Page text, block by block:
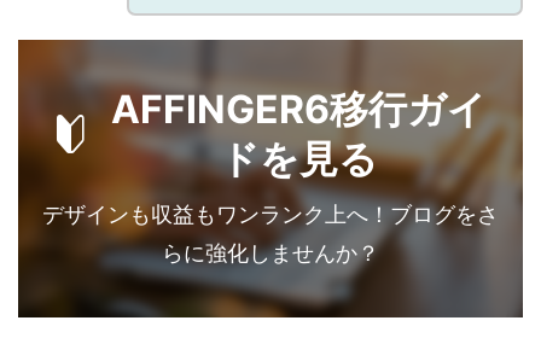
AFFINGER6移行ガイ
ドを見る
デザインも収益もワンランク上へ！ブログをさ
らに強化しませんか？